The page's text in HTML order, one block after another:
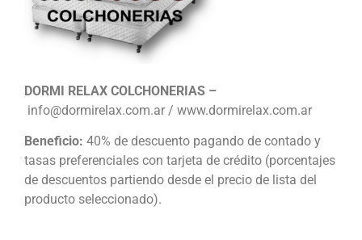
DORMI RELAX COLCHONERIAS –
info@dormirelax.com.ar / www.dormirelax.com.ar
Beneficio: 40% de descuento pagando de contado y
tasas preferenciales con tarjeta de crédito (porcentajes
de descuentos partiendo desde el precio de lista del
producto seleccionado).